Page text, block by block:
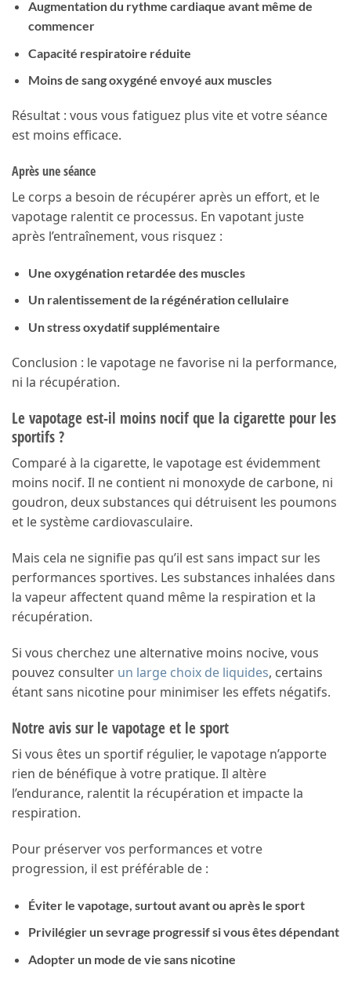
Augmentation du rythme cardiaque avant même de
commencer
Capacité respiratoire réduite
Moins de sang oxygéné envoyé aux muscles
Résultat : vous vous fatiguez plus vite et votre séance
est moins efficace.
Après une séance
Le corps a besoin de récupérer après un effort, et le
vapotage ralentit ce processus. En vapotant juste
après l’entraînement, vous risquez :
Une oxygénation retardée des muscles
Un ralentissement de la régénération cellulaire
Un stress oxydatif supplémentaire
Conclusion : le vapotage ne favorise ni la performance,
ni la récupération.
Le vapotage est-il moins nocif que la cigarette pour les
sportifs ?
Comparé à la cigarette, le vapotage est évidemment
moins nocif. Il ne contient ni monoxyde de carbone, ni
goudron, deux substances qui détruisent les poumons
et le système cardiovasculaire.
Mais cela ne signifie pas qu’il est sans impact sur les
performances sportives. Les substances inhalées dans
la vapeur affectent quand même la respiration et la
récupération.
Si vous cherchez une alternative moins nocive, vous
pouvez consulter un large choix de liquides, certains
étant sans nicotine pour minimiser les effets négatifs.
Notre avis sur le vapotage et le sport
Si vous êtes un sportif régulier, le vapotage n’apporte
rien de bénéfique à votre pratique. Il altère
l’endurance, ralentit la récupération et impacte la
respiration.
Pour préserver vos performances et votre
progression, il est préférable de :
Éviter le vapotage, surtout avant ou après le sport
Privilégier un sevrage progressif si vous êtes dépendant
Adopter un mode de vie sans nicotine